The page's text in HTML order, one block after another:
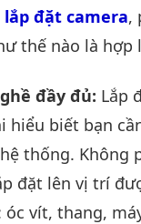
lắp đặt camera,
thế nào là hợp
đầy đủ: Lắp
hiểu biết bạn
thống. Không
đặt lên vị trí
vít, thang,